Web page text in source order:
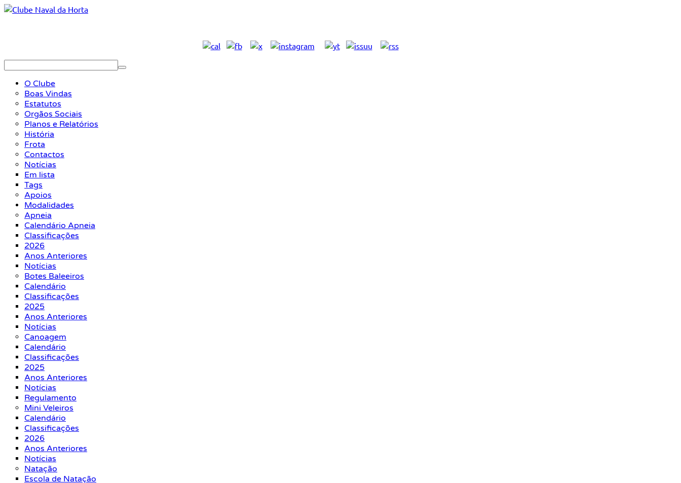
O Clube
Boas Vindas
Estatutos
Orgãos Sociais
Planos e Relatórios
História
Frota
Contactos
Notícias
Em lista
Tags
Apoios
Modalidades
Apneia
Calendário Apneia
Classificações
2026
Anos Anteriores
Notícias
Botes Baleeiros
Calendário
Classificações
2025
Anos Anteriores
Notícias
Canoagem
Calendário
Classificações
2025
Anos Anteriores
Notícias
Regulamento
Mini Veleiros
Calendário
Classificações
2026
Anos Anteriores
Notícias
Natação
Escola de Natação